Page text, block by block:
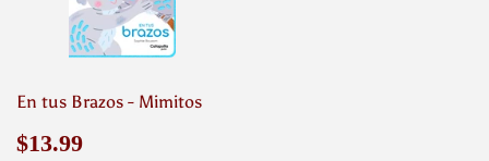
En tus Brazos - Mimitos
Precio
$13.99